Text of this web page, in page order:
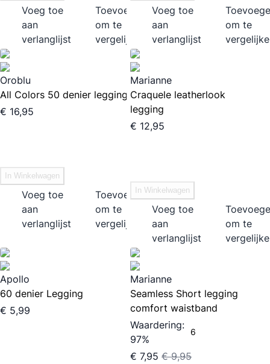
Voeg toe
aan
verlanglijst
Toevoegen
om te
vergelijken
Voeg toe
aan
verlanglijst
om te
Oroblu
All Colors 50 denier legging
€ 16,95
In Winkelwagen
Voeg toe
aan
verlanglijst
Toevoegen
om te
vergelijken
Marianne
Craquele leatherlook
legging
€ 12,95
In Winkelwagen
Voeg toe
aan
verlanglijst
om te
Apollo
60 denier Legging
€ 5,99
Marianne
Seamless Short legging
comfort waistband
Waardering:
97%
6
€ 7,95 € 9,95